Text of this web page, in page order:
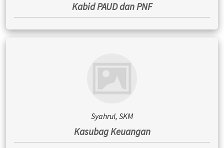
Kabid PAUD dan PNF
Syahrul, SKM
Kasubag Keuangan